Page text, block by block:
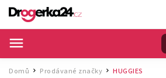
Domů / Prodávané značky / HUGGIES